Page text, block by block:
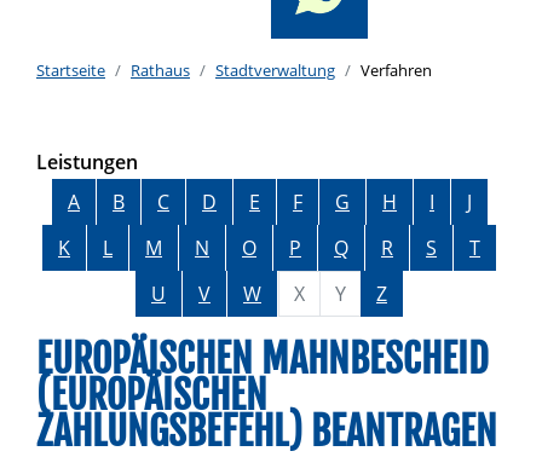
Startseite Rathaus Stadtverwaltung Verfahren
Leistungen
Alphabetisches Register überspringen
A B C D E F G H I
J
K
L M N O P Q R S
T
U
V W X Y Z
EUROPÄISCHEN MAHNBESCHEID
(EUROPÄISCHEN
ZAHLUNGSBEFEHL) BEANTRAGEN